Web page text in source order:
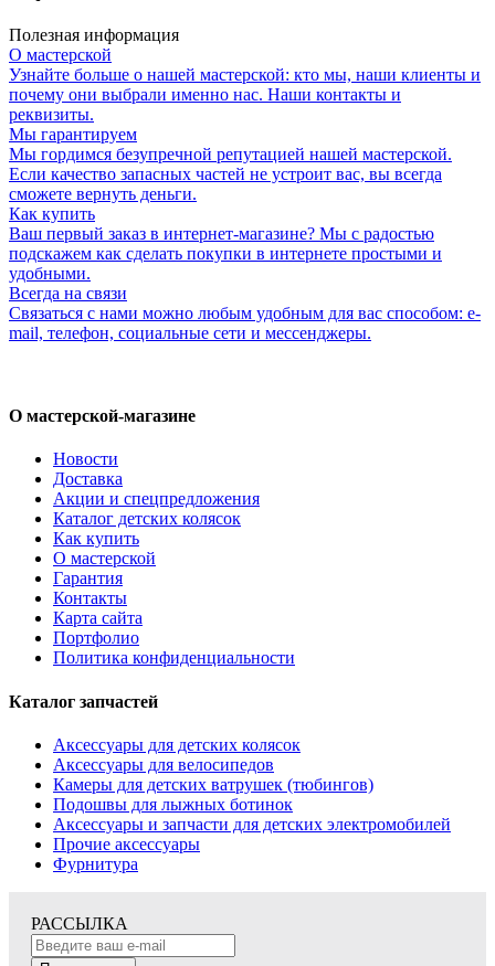
Полезная информация
О мастерской
Узнайте больше о нашей мастерской: кто мы, наши клиенты и
почему они выбрали именно нас. Наши контакты и
реквизиты.
Мы гарантируем
Мы гордимся безупречной репутацией нашей мастерской.
Если качество запасных частей не устроит вас, вы всегда
сможете вернуть деньги.
Как купить
Ваш первый заказ в интернет-магазине? Мы с радостью
подскажем как сделать покупки в интернете простыми и
удобными.
Всегда на связи
Связаться с нами можно любым удобным для вас способом: e-
mail, телефон, социальные сети и мессенджеры.
О мастерской-магазине
Новости
Доставка
Акции и спецпредложения
Каталог детских колясок
Как купить
О мастерской
Гарантия
Контакты
Карта сайта
Портфолио
Политика конфиденциальности
Каталог запчастей
Аксессуары для детских колясок
Аксессуары для велосипедов
Камеры для детских ватрушек (тюбингов)
Подошвы для лыжных ботинок
Аксессуары и запчасти для детских электромобилей
Прочие аксессуары
Фурнитура
РАССЫЛКА